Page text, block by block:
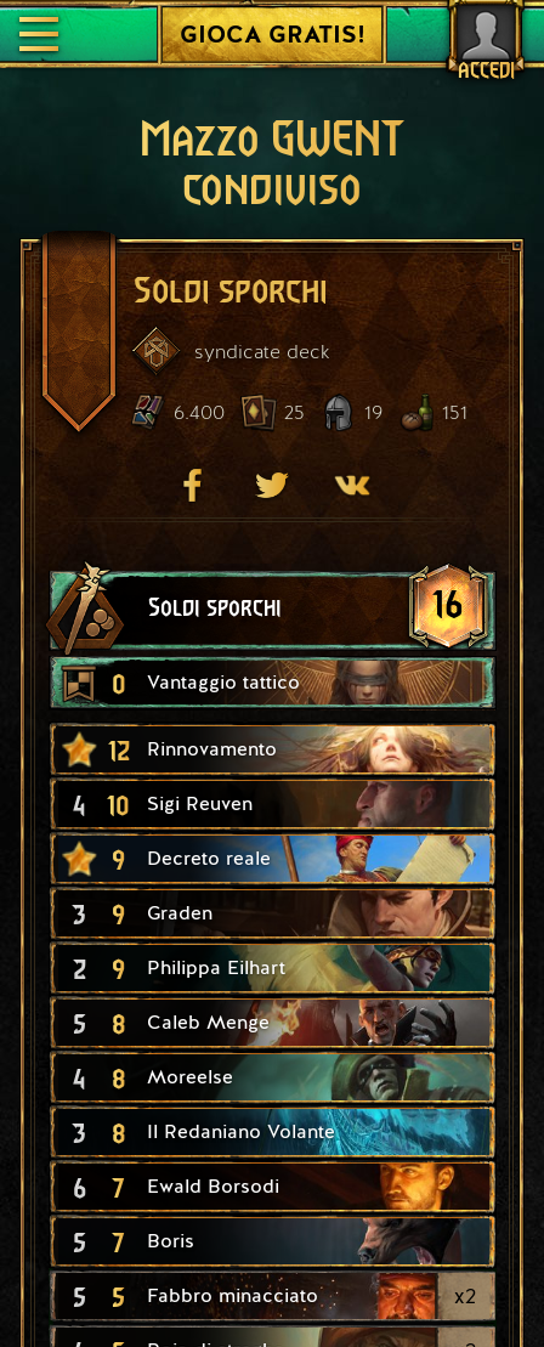
ACCEDI
GIOCA GRATIS!
Mazzo GWENT
condiviso
Soldi sporchi
syndicate deck
6.400 25 19 151
Soldi sporchi 16
0 Vantaggio tattico
12 Rinnovamento
4 10 Sigi Reuven
9 Decreto reale
3 9 Graden
2 9 Philippa Eilhart
5 8 Caleb Menge
4 8 Moreelse
3 8 Il Redaniano Volante
6 7 Ewald Borsodi
5 7 Boris
5 5 Fabbro minacciato x2